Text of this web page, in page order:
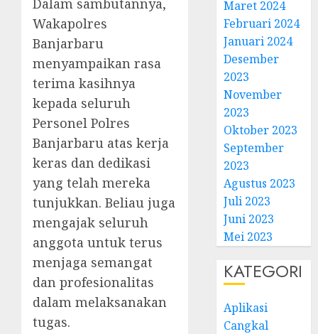
Dalam sambutannya,
Wakapolres
Banjarbaru
menyampaikan rasa
terima kasihnya
kepada seluruh
Personel Polres
Banjarbaru atas kerja
keras dan dedikasi
yang telah mereka
tunjukkan. Beliau juga
mengajak seluruh
anggota untuk terus
menjaga semangat
dan profesionalitas
dalam melaksanakan
tugas.
Maret 2024
Februari 2024
Januari 2024
Desember
2023
November
2023
Oktober 2023
September
2023
Agustus 2023
Juli 2023
Juni 2023
Mei 2023
KATEGORI
Aplikasi
Cangkal